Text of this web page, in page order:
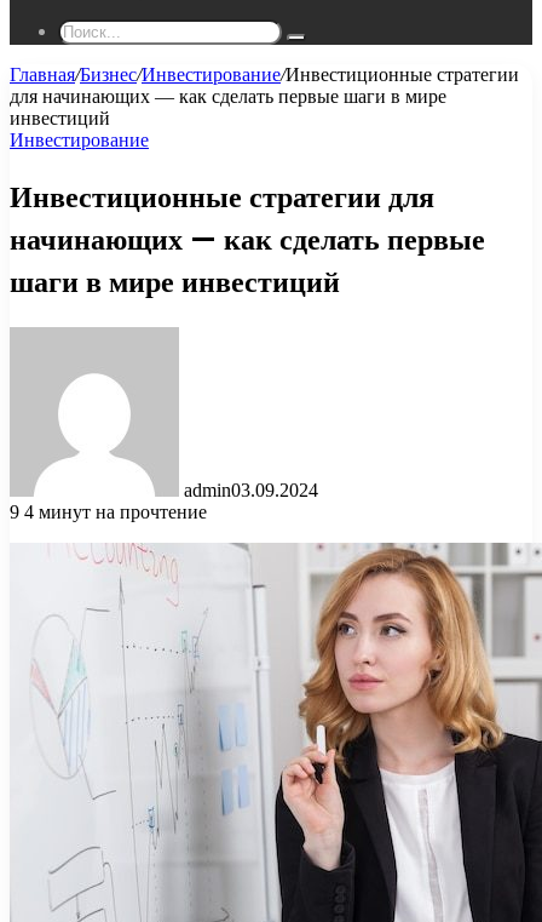
Поиск...
Главная/Бизнес/Инвестирование/Инвестиционные стратегии
для начинающих — как сделать первые шаги в мире
инвестиций
Инвестирование
Инвестиционные стратегии для
начинающих — как сделать первые
шаги в мире инвестиций
admin03.09.2024
9 4 минут на прочтение